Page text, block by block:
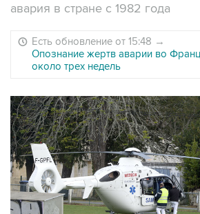
авария в стране с 1982 года
Есть обновление от 15:48 →
Опознание жертв аварии во
около трех недель